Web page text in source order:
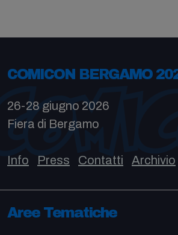
COMICON BERGAMO
26-28 giugno 2026
Fiera di Bergamo
Info Press Contatti Archivio
Aree Tematiche